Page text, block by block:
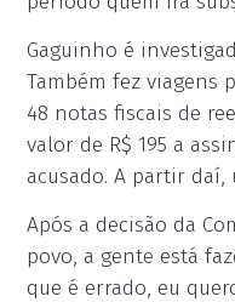
Gaguinho é
Também fez viagens
48 notas fiscais de
valor de R$ 195 a
acusado. A partir
Após a decisão da
povo, a gente está
que é errado, eu